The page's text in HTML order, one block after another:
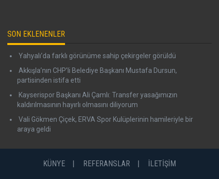
SON EKLENENLER
Yahyalı’da farklı görünüme sahip çekirgeler görüldü
Akkışla’nın CHP’li Belediye Başkanı Mustafa Dursun,
partisinden istifa etti
Kayserispor Başkanı Ali Çamlı: Transfer yasağımızın
kaldırılmasının hayırlı olmasını diliyorum
Vali Gökmen Çiçek, ERVA Spor Kulüplerinin hamileriyle bir
araya geldi
KÜNYE REFERANSLAR İLETİŞİM